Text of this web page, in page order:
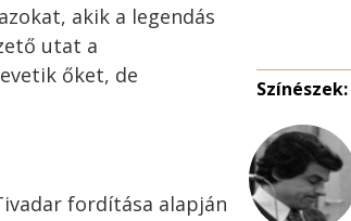
akik a legendás
utat a
őket, de
fordítása alapján
Színészek: